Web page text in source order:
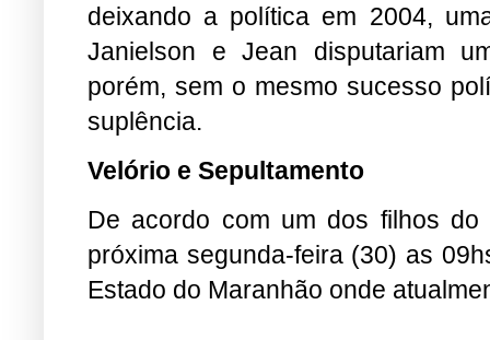
deixando a política em 2004,
Janielson e Jean disputariam
porém, sem o mesmo sucesso
suplência.
Velório e Sepultamento
De acordo com um dos filhos do
próxima segunda-feira (30) as
Estado do Maranhão onde